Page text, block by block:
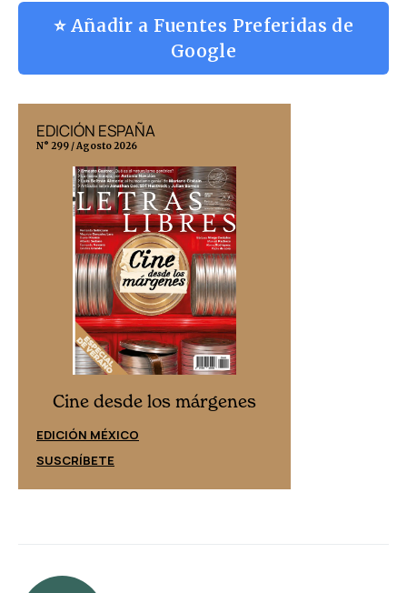
⭐ Añadir a Fuentes Preferidas de
Google
EDICIÓN ESPAÑA
N° 299 / Agosto 2026
Cine desde los márgenes
EDICIÓN MÉXICO
SUSCRÍBETE